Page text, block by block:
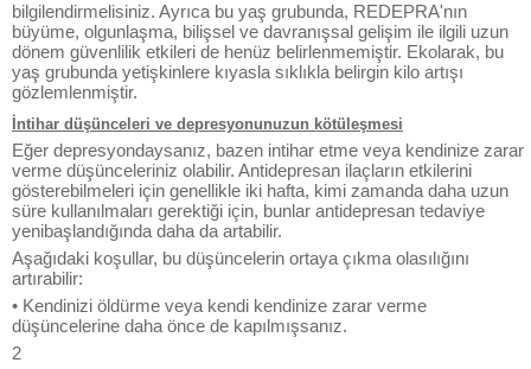
bilgilendirmelisiniz. Ayrıca bu yaş grubunda, REDEPRA'nın
büyüme, olgunlaşma, bilişsel ve davranışsal gelişim ile ilgili uzun
dönem güvenlilik etkileri de henüz belirlenmemiştir. Ekolarak, bu
yaş grubunda yetişkinlere kıyasla sıklıkla belirgin kilo artışı
gözlemlenmiştir.
İntihar düşünceleri ve depresyonunuzun kötüleşmesi
Eğer depresyondaysanız, bazen intihar etme veya kendinize zarar
verme düşünceleriniz olabilir. Antidepresan ilaçların etkilerini
gösterebilmeleri için genellikle iki hafta, kimi zamanda daha uzun
süre kullanılmaları gerektiği için, bunlar antidepresan tedaviye
yenibaşlandığında daha da artabilir.
Aşağıdaki koşullar, bu düşüncelerin ortaya çıkma olasılığını
artırabilir:
• Kendinizi öldürme veya kendi kendinize zarar verme
düşüncelerine daha önce de kapılmışsanız.
2